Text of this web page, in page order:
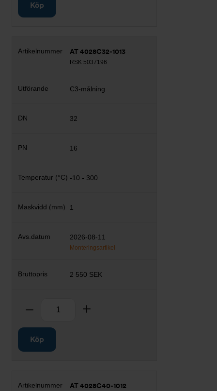
Köp
AT 4028C32-1013
RSK 5037196
C3-målning
32
16
-10 - 300
1
2026-08-11
Monteringsartikel
2 550 SEK
Ta bort
Köp
AT 4028C40-1012